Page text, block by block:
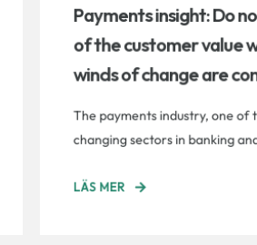
Payments insight: Do
of the customer value
winds of change are
The payments industry, one of
changing sectors in banking
LÄS MER